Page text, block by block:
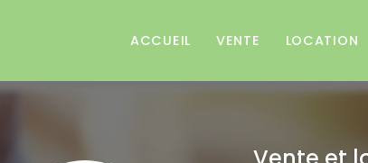
ACCUEIL VENTE LOCATION